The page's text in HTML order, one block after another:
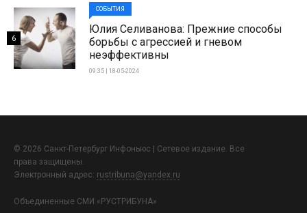
СОБЫТИЯ
Юлия Селиванова: Прежние способы
борьбы с агрессией и гневом
неэффективны
09:35 | 18-05-2024
6
© 2026 Санкт-Петербург Инфоньюс | Сетевое издание. Все
права защищены.
Электронный адрес: rustribuna@yandex.ru
Объединенные СМИ «РУСТРИБУНА»